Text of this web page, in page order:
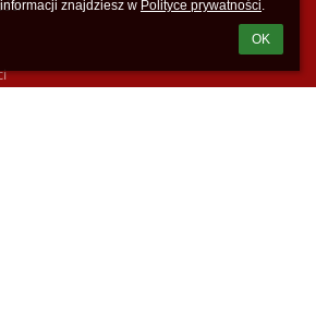
znajdziesz w Polityce prywatności.
OK